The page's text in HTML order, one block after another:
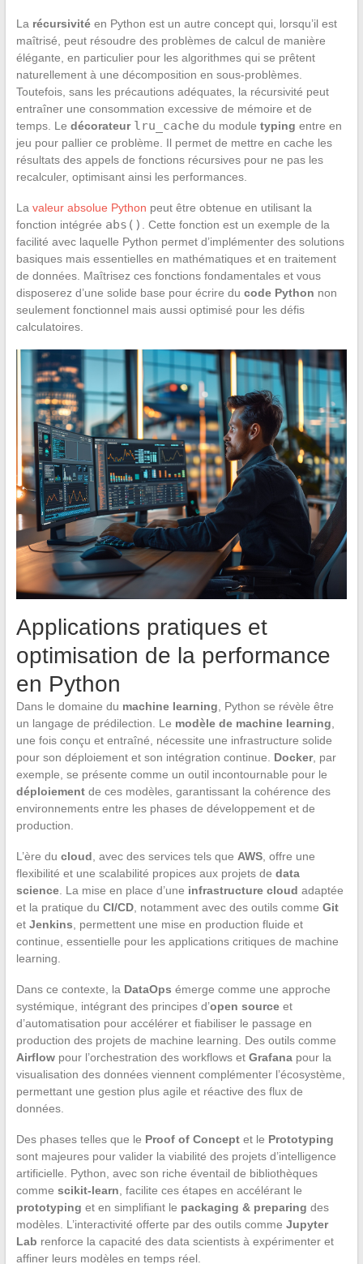
La récursivitéen Python est un autre concept qui, lorsqu’il est
maîtrisé, peut résoudre des problèmes de calcul de manière
élégante, en particulier pour les algorithmes qui se prêtent
naturellement à une décomposition en sous-problèmes.
Toutefois, sans les précautions adéquates, la récursivité peut
entraîner une consommation excessive de mémoire et de
temps. Le décorateur lru_cache du module typing entre en
jeu pour pallier ce problème. Il permet de mettre en cache les
résultats des appels de fonctions récursives pour ne pas les
recalculer, optimisant ainsi les performances.
La valeur absolue Python peut être obtenue en utilisant la
fonction intégrée abs()
. Cette fonction est un exemple de la
facilité avec laquelle Python permet d’implémenter des solutions
basiques mais essentielles en mathématiques et en traitement
de données. Maîtrisez ces fonctions fondamentales et vous
disposerez d’une solide base pour écrire du code Python non
seulement fonctionnel mais aussi optimisé pour les défis
calculatoires.
Applications pratiques et
optimisation de la performance
en Python
Dans le domaine du machine learning , Python se révèle être
un langage de prédilection. Le modèle de machine learning
une fois conçu et entraîné, nécessite une infrastructure solide
pour son déploiement et son intégration continue. Docker, par
exemple, se présente comme un outil incontournable pour le
déploiementde ces modèles, garantissant la cohérence des
environnements entre les phases de développement et de
production.
L’ère du cloud , avec des services tels que AWS, offre une
flexibilité et une scalabilité propices aux projets de data
science. La mise en place d’une infrastructure cloud adaptée
et la pratique du CI/CD, notamment avec des outils comme Git
et Jenkins , permettent une mise en production fluide et
continue, essentielle pour les applications critiques de machine
learning.
Dans ce contexte, la DataOps émerge comme une approche
systémique, intégrant des principes d’open sourceet
d’automatisation pour accélérer et fiabiliser le passage en
production des projets de machine learning. Des outils comme
Airflowpour l’orchestration des workflows et Grafanapour la
visualisation des données viennent complémenter l’écosystème,
permettant une gestion plus agile et réactive des flux de
données.
Des phases telles que le Proof of Conceptet le Prototyping
sont majeures pour valider la viabilité des projets d’intelligence
artificielle. Python, avec son riche éventail de bibliothèques
comme scikit-learn , facilite ces étapes en accélérant le
prototyping et en simplifiant le packaging & preparing des
modèles. L’interactivité offerte par des outils comme Jupyter
Lab renforce la capacité des data scientists à expérimenter et
affiner leurs modèles en temps réel.